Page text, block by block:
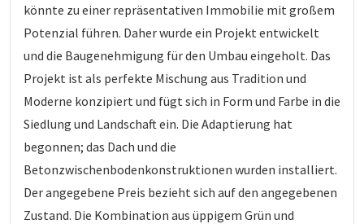
könnte zu einer repräsentativen Immobilie mit großem
Potenzial führen. Daher wurde ein Projekt entwickelt
und die Baugenehmigung für den Umbau eingeholt. Das
Projekt ist als perfekte Mischung aus Tradition und
Moderne konzipiert und fügt sich in Form und Farbe in die
Siedlung und Landschaft ein. Die Adaptierung hat
begonnen; das Dach und die
Betonzwischenbodenkonstruktionen wurden installiert.
Der angegebene Preis bezieht sich auf den angegebenen
Zustand. Die Kombination aus üppigem Grün und